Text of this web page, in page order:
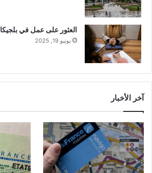
العثور على عمل في بلجيكا 2025 للمهاجرين
يونيو 19, 2025
آخر الأخبار